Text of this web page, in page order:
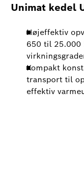
Unimat kedel
Højeffektiv
650 til 25.000
Kompakt
transport til
effektiv